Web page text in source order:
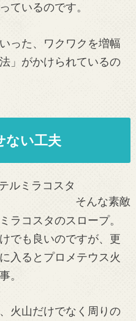
ているのです。
った、ワクワクを増幅
」がかけられているの
ない工夫
そんな素敵
ラコスタのスロープ。
でも良いのですが、更
入るとプロメテウス火
。
火山だけでなく周りの